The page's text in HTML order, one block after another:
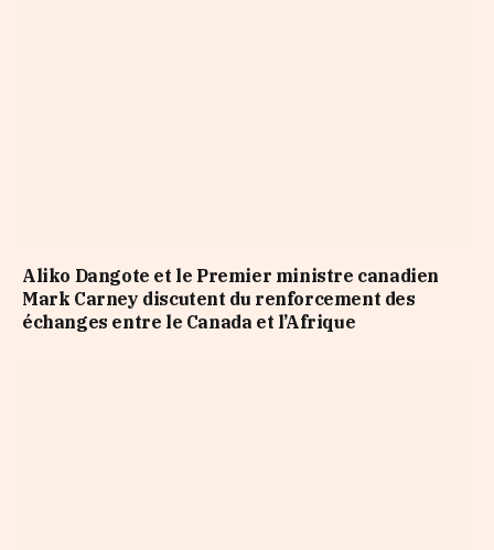
Aliko Dangote et le Premier ministre canadien
Mark Carney discutent du renforcement des
échanges entre le Canada et l’Afrique